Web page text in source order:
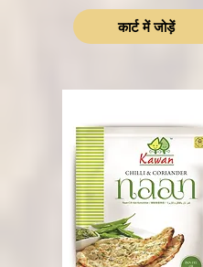
कार्ट में जोड़ें